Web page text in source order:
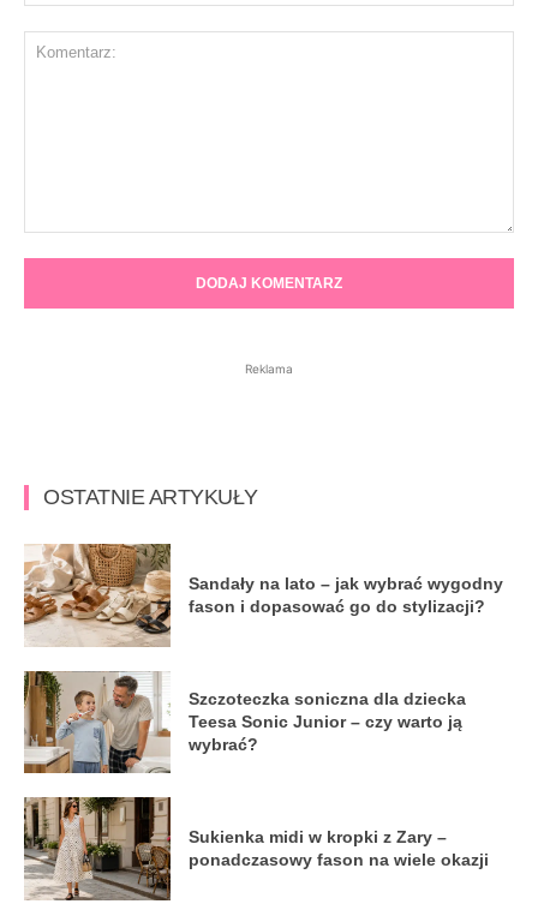
Reklama
OSTATNIE ARTYKUŁY
Sandały na lato – jak wybrać wygodny
fason i dopasować go do stylizacji?
Szczoteczka soniczna dla dziecka
Teesa Sonic Junior – czy warto ją
wybrać?
Sukienka midi w kropki z Zary –
ponadczasowy fason na wiele okazji